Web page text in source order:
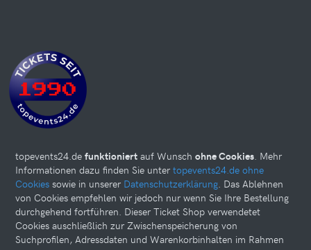
topevents24.de funktioniert auf Wunsch ohne Cookies. Mehr
Informationen dazu finden Sie unter topevents24.de ohne
Cookies sowie in unserer Datenschutzerklärung. Das Ablehnen
von Cookies empfehlen wir jedoch nur wenn Sie Ihre Bestellung
durchgehend fortführen. Dieser Ticket Shop verwendetet
Cookies auschließlich zur Zwischenspeicherung von
Suchprofilen, Adressdaten und Warenkorbinhalten im Rahmen